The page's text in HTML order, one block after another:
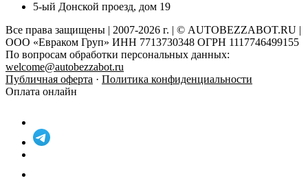
5-ый Донской проезд, дом 19
Все права защищены | 2007-2026 г. | © AUTOBEZZABOT.RU |
ООО «Евраком Груп» ИНН 7713730348 ОГРН 1117746499155
По вопросам обработки персональных данных:
welcome@autobezzabot.ru
Публичная оферта · Политика конфиденциальности
Оплата онлайн